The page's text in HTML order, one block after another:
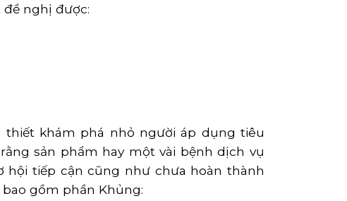
nghị được:
khám phá nhỏ người áp dụng tiêu
sản phẩm hay một vài bệnh dịch vụ
tiếp cận cũng như chưa hoàn thành
gồm phần Khủng: